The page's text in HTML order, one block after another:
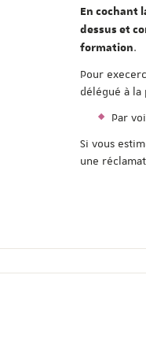
En cochant
dessus et
formation.
Pour
délégué à
Par
Si vous
une